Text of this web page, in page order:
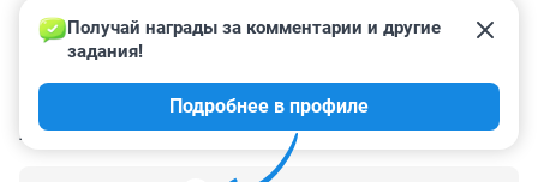
КОММЕНТАРИИ 1
Получай награды за комментарии и другие
задания!
Подробнее в профиле